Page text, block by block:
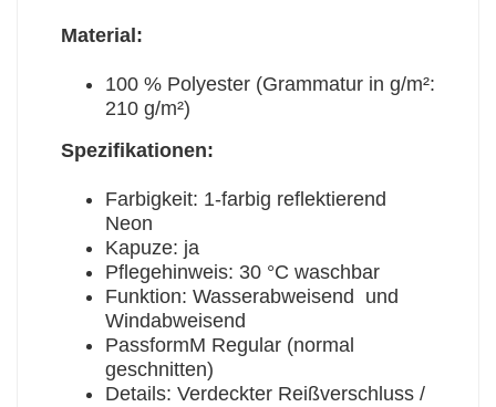
Material:
100 % Polyester (Grammatur in g/m²:
210 g/m²)
Spezifikationen:
Farbigkeit: 1-farbig reflektierend
Neon
Kapuze: ja
Pflegehinweis: 30 °C waschbar
Funktion: Wasserabweisend und
Windabweisend
PassformM Regular (normal
geschnitten)
Details: Verdeckter Reißverschluss /